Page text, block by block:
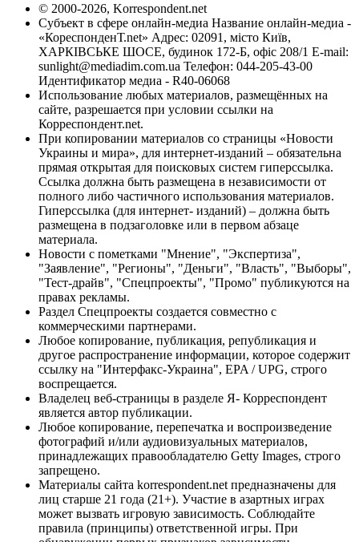
© 2000-2026, Korrespondent.net
Субъект в сфере онлайн-медиа Название онлайн-медиа -
«КореспонденТ.net» Адрес: 02091, місто Київ,
ХАРКІВСЬКЕ ШОСЕ, будинок 172-Б, офіс 208/1 E-mail:
sunlight@mediadim.com.ua Телефон: 044-205-43-00
Идентификатор медиа - R40-06068
Использование любых материалов, размещённых на
сайте, разрешается при условии ссылки на
Корреспондент.net.
При копировании материалов со страницы «Новости
Украины и мира», для интернет-изданий – обязательна
прямая открытая для поисковых систем гиперссылка.
Ссылка должна быть размещена в независимости от
полного либо частичного использования материалов.
Гиперссылка (для интернет- изданий) – должна быть
размещена в подзаголовке или в первом абзаце
материала.
Новости с пометками "Мнение", "Экспертиза",
"Заявление", "Регионы", "Деньги", "Власть", "Выборы",
"Тест-драйв", "Спецпроекты", "Промо" публикуются на
правах рекламы.
Раздел Спецпроекты создается совместно с
коммерческими партнерами.
Любое копирование, публикация, републикация и
другое распространение информации, которое содержит
ссылку на "Интерфакс-Украина", EPA / UPG, строго
воспрещается.
Владелец веб-страницы в разделе Я- Корреспондент
является автор публикации.
Любое копирование, перепечатка и воспроизведение
фотографий и/или аудиовизуальных материалов,
принадлежащих правообладателю Getty Images, строго
запрещено.
Материалы сайта korrespondent.net предназначены для
лиц старше 21 года (21+). Участие в азартных играх
может вызвать игровую зависимость. Соблюдайте
правила (принципы) ответственной игры. При